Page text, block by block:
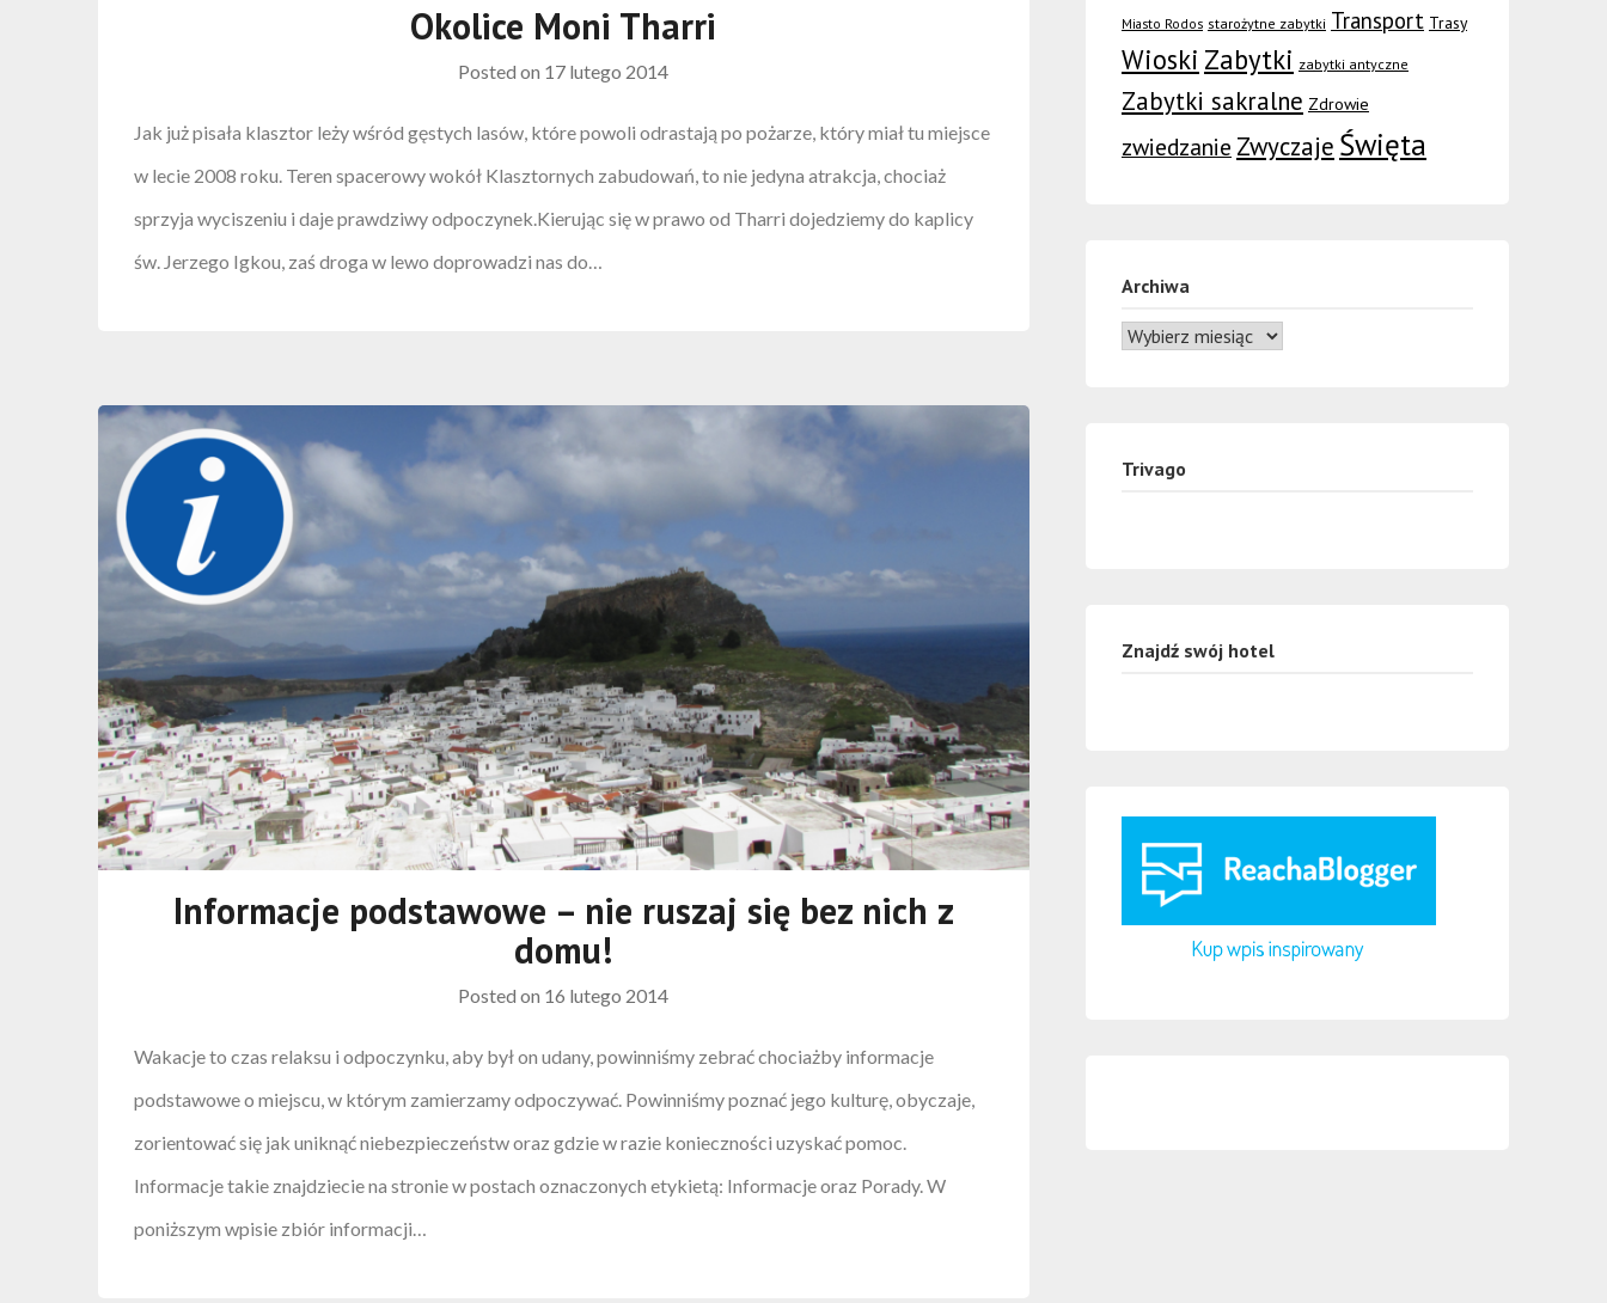
Okolice Moni Tharri
Posted on 17 lutego 2014
Jak już pisała klasztor leży wśród gęstych lasów, które powoli odrastają po pożarze, który miał tu miejsce
w lecie 2008 roku. Teren spacerowy wokół Klasztornych zabudowań, to nie jedyna atrakcja, chociaż
sprzyja wyciszeniu i daje prawdziwy odpoczynek.Kierując się w prawo od Tharri dojedziemy do kaplicy
św. Jerzego Igkou, zaś droga w lewo doprowadzi nas do…
Informacje podstawowe – nie ruszaj się bez nich z
domu!
Posted on 16 lutego 2014
Wakacje to czas relaksu i odpoczynku, aby był on udany, powinniśmy zebrać chociażby informacje
podstawowe o miejscu, w którym zamierzamy odpoczywać. Powinniśmy poznać jego kulturę, obyczaje,
zorientować się jak uniknąć niebezpieczeństw oraz gdzie w razie konieczności uzyskać pomoc.
Informacje takie znajdziecie na stronie w postach oznaczonych etykietą: Informacje oraz Porady. W
poniższym wpisie zbiór informacji…
Miasto Rodos starożytne zabytki Transport Trasy
Wioski Zabytki zabytki antyczne
Zabytki sakralne Zdrowie
zwiedzanie Zwyczaje Święta
Archiwa
Trivago
Znajdź swój hotel